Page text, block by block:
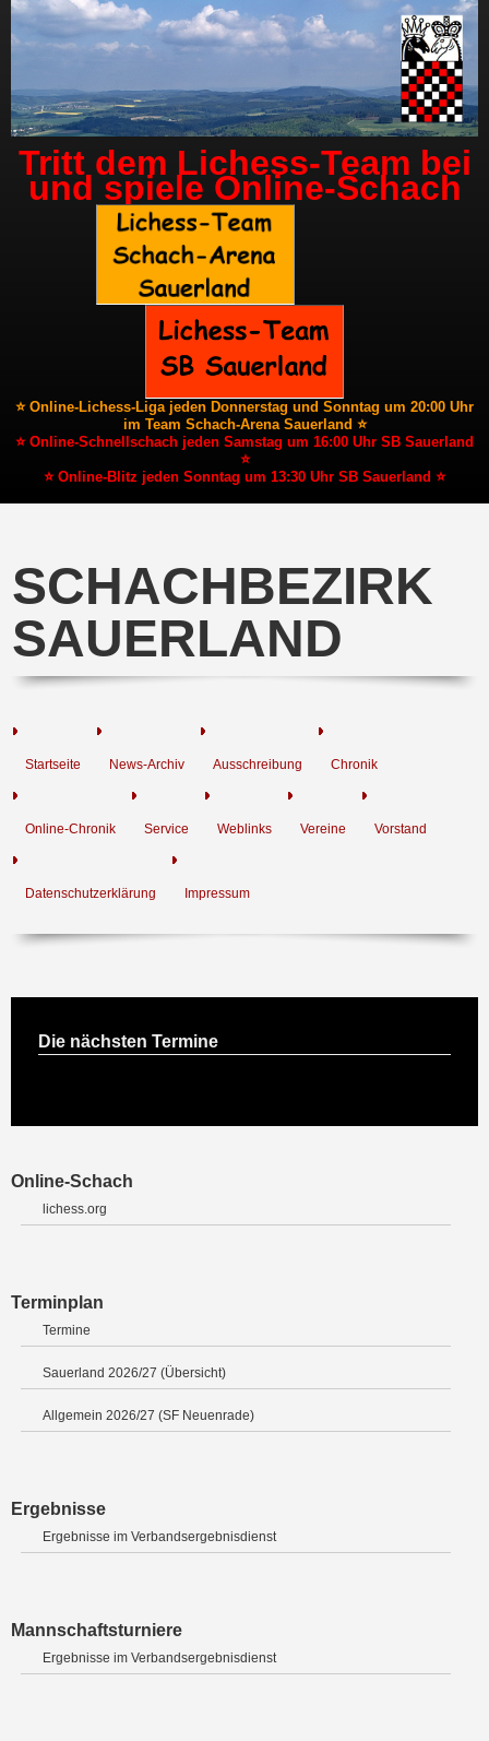
Tritt dem Lichess-Team bei
und spiele Online-Schach
⭐ Online-Lichess-Liga jeden Donnerstag und Sonntag um 20:00 Uhr
im Team Schach-Arena Sauerland ⭐
⭐ Online-Schnellschach jeden Samstag um 16:00 Uhr SB Sauerland
⭐
⭐ Online-Blitz jeden Sonntag um 13:30 Uhr SB Sauerland ⭐
SCHACHBEZIRK
SAUERLAND
Startseite News-Archiv Ausschreibung Chronik
Online-Chronik Service Weblinks Vereine Vorstand
Datenschutzerklärung Impressum
Die nächsten Termine
Online-Schach
lichess.org
Terminplan
Termine
Sauerland 2026/27 (Übersicht)
Allgemein 2026/27 (SF Neuenrade)
Ergebnisse
Ergebnisse im Verbandsergebnisdienst
Mannschaftsturniere
Ergebnisse im Verbandsergebnisdienst